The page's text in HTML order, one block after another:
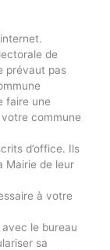
de
prévaut pas
faire une
commune
d’office. Ils
Mairie de leur
à votre
le bureau
sa